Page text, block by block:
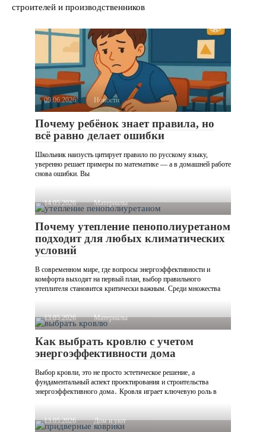
строителей и производственников
09.06.2026 Новости
Почему ребёнок знает правила, но
всё равно делает ошибки
Школьник наизусть цитирует правило по русскому языку,
уверенно решает примеры по математике — а в домашней работе
снова ошибки. Вы
14.05.2026 Материалы
Почему утепление пенополиуретаном
подходит для любых климатических
условий
В современном мире, где вопросы энергоэффективности и
комфорта выходят на первый план, выбор правильного
утеплителя становится критически важным. Среди множества
13.05.2026 Материалы
Как выбрать кровлю с учетом
энергоэффективности дома
Выбор кровли, это не просто эстетическое решение‚ а
фундаментальный аспект проектирования и строительства
энергоэффективного дома․ Кровля играет ключевую роль в
13.05.2026 Дом и уют